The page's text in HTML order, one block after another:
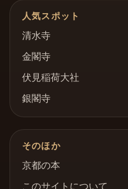
人気スポット
清水寺
金閣寺
伏見稲荷大社
銀閣寺
そのほか
京都の本
このサイトについて